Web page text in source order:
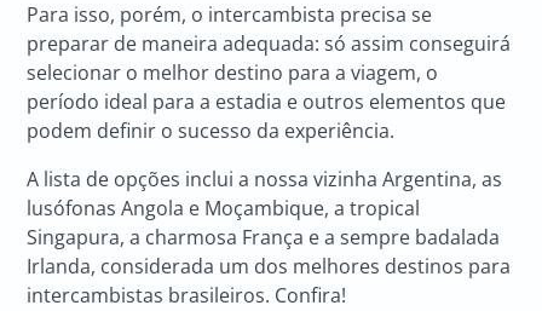
Para isso, porém, o intercambista precisa se
preparar de maneira adequada: só assim conseguirá
selecionar o melhor destino para a viagem, o
período ideal para a estadia e outros elementos que
podem definir o sucesso da experiência.
A lista de opções inclui a nossa vizinha Argentina, as
lusófonas Angola e Moçambique, a tropical
Singapura, a charmosa França e a sempre badalada
Irlanda, considerada um dos melhores destinos para
intercambistas brasileiros. Confira!